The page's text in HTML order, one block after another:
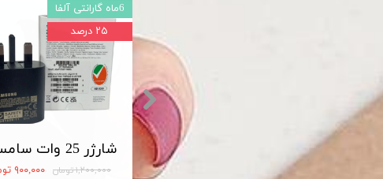
۱,۲۰۰,۰۰۰ تومان ۹۰۰,۰۰۰ تومان
6ماه گارانتی آلفا
۲۵ درصد
مبدل OTG تایپ سی لایت دار USB3